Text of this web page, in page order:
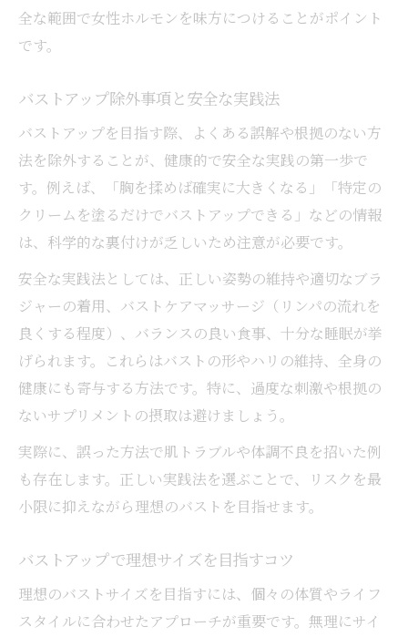
全な範囲で女性ホルモンを味方につけることがポイント
です。
バストアップ除外事項と安全な実践法
バストアップを目指す際、よくある誤解や根拠のない方
法を除外することが、健康的で安全な実践の第一歩で
す。例えば、「胸を揉めば確実に大きくなる」「特定の
クリームを塗るだけでバストアップできる」などの情報
は、科学的な裏付けが乏しいため注意が必要です。
安全な実践法としては、正しい姿勢の維持や適切なブラ
ジャーの着用、バストケアマッサージ（リンパの流れを
良くする程度）、バランスの良い食事、十分な睡眠が挙
げられます。これらはバストの形やハリの維持、全身の
健康にも寄与する方法です。特に、過度な刺激や根拠の
ないサプリメントの摂取は避けましょう。
実際に、誤った方法で肌トラブルや体調不良を招いた例
も存在します。正しい実践法を選ぶことで、リスクを最
小限に抑えながら理想のバストを目指せます。
バストアップで理想サイズを目指すコツ
理想のバストサイズを目指すには、個々の体質やライフ
スタイルに合わせたアプローチが重要です。無理にサイ